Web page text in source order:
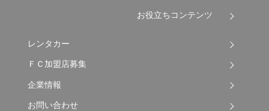
お役立ちコンテンツ
レンタカー
ＦＣ加盟店募集
企業情報
お問い合わせ